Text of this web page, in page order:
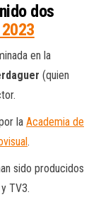
dos
en la
(quien
la Academia de
.
sido producidos
TV3.